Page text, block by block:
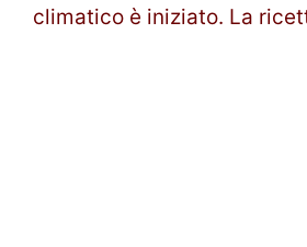
climatico è iniziato. La